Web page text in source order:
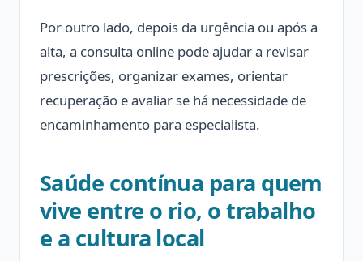
Por outro lado, depois da urgência ou após a
alta, a consulta online pode ajudar a revisar
prescrições, organizar exames, orientar
recuperação e avaliar se há necessidade de
encaminhamento para especialista.
Saúde contínua para quem
vive entre o rio, o trabalho
e a cultura local